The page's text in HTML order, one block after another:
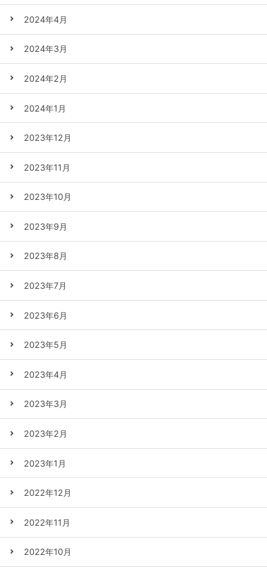
2024年4月
2024年3月
2024年2月
2024年1月
2023年12月
2023年11月
2023年10月
2023年9月
2023年8月
2023年7月
2023年6月
2023年5月
2023年4月
2023年3月
2023年2月
2023年1月
2022年12月
2022年11月
2022年10月